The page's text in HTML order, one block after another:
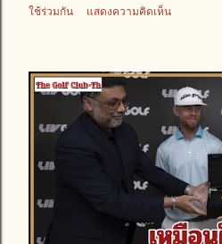
ใช้ร่วมกัน แสดงความคิดเห็น